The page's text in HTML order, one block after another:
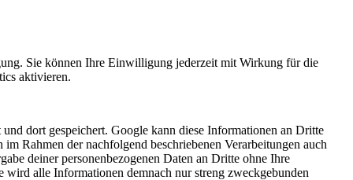
Sie können Ihre Einwilligung jederzeit mit Wirkung für die
aktivieren.
dort gespeichert. Google kann diese Informationen an Dritte
Rahmen der nachfolgend beschriebenen Verarbeitungen auch
deiner personenbezogenen Daten an Dritte ohne Ihre
alle Informationen demnach nur streng zweckgebunden